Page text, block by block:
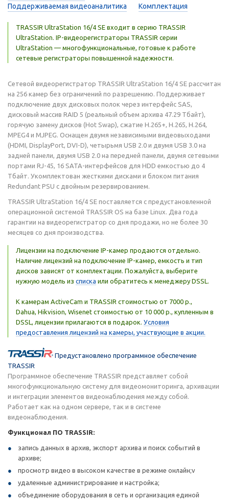
Поддерживаемая видеоаналитика
Комплектация
TRASSIR UltraStation 16/4 SE входит в серию TRASSIR
UltraStation. IP-видеорегистраторы TRASSIR серии
UltraStation — многофункциональные, готовые к работе
сетевые регистраторы повышенной надежности.
Сетевой видеорегистратор TRASSIR UltraStation 16/4 SE рассчитан
на 256 камер без ограничений по разрешению. Поддерживает
подключение двух дисковых полок через интерфейс SAS,
дисковый массив RAID 5 (реальный объем архива 47.29 Тбайт),
горячую замену дисков (Hot Swap), сжатие H.265+, H.265, H.264,
MPEG4 и MJPEG. Оснащен двумя независимыми видеовыходами
(HDMI, DisplayPort, DVI-D), четырьмя USB 2.0 и двумя USB 3.0 на
задней панели, двумя USB 2.0 на передней панели, двумя сетевыми
портами RJ-45, 16 SATA-интерфейсов для HDD емкостью до 4
Тбайт. Укомплектован жесткими дисками и блоком питания
Redundant PSU с двойным резервированием.
TRASSIR UltraStation 16/4 SE поставляется с предустановленной
операционной системой TRASSIR OS на базе Linux. Два года
гарантии на видеорегистратор со дня продажи, но не более 30
месяцев со дня производства.
Лицензии на подключение IP-камер продаются отдельно.
Наличие лицензий на подключение IP-камер, емкость и тип
дисков зависят от комплектации. Пожалуйста, выберите
нужную модель из списка или обратитесь к менеджеру DSSL.
К камерам ActiveCam и TRASSIR стоимостью от 7000 р.,
Dahua, Hikvision, Wisenet стоимостью от 10 000 р., купленным в
DSSL, лицензии прилагаются в подарок. Условия
предоставления лицензий на камеры, участвующие в акции.
Предустановлено программное обеспечение
TRASSIR
Программное обеспечение TRASSIR представляет собой
многофункциональную систему для видеомониторинга, архивации
и интеграции элементов видеонаблюдения между собой.
Работает как на одном сервере, так и в системе
видеонаблюдения.
Функционал ПО TRASSIR:
запись данных в архив, экспорт архива и поиск событий в
архиве;
просмотр видео в высоком качестве в режиме онлайн;v
удаленные администрирование и настройка;
объединение оборудования в сеть и организация единой